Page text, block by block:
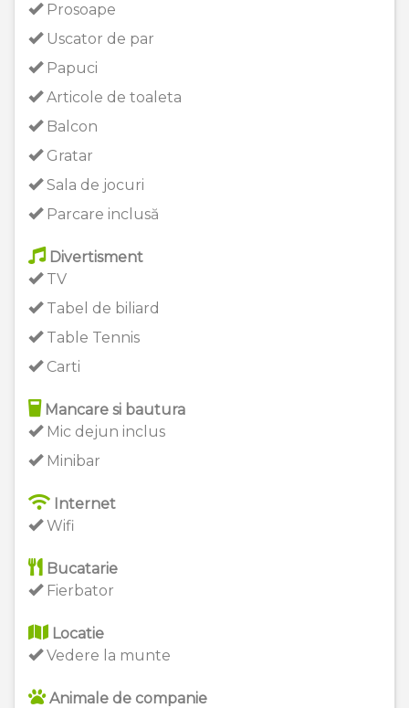
Prosoape
Uscator de par
Papuci
Articole de toaleta
Balcon
Gratar
Sala de jocuri
Parcare inclusă
Divertisment
TV
Tabel de biliard
Table Tennis
Carti
Mancare si bautura
Mic dejun inclus
Minibar
Internet
Wifi
Bucatarie
Fierbator
Locatie
Vedere la munte
Animale de companie